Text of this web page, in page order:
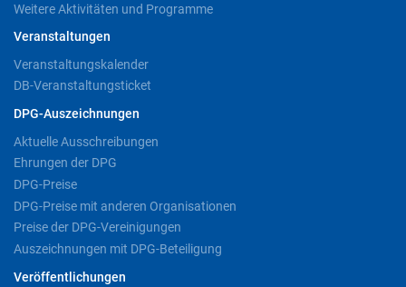
Weitere Aktivitäten und Programme
Veranstaltungen
Veranstaltungskalender
DB-Veranstaltungsticket
DPG-Auszeichnungen
Aktuelle Ausschreibungen
Ehrungen der DPG
DPG-Preise
DPG-Preise mit anderen Organisationen
Preise der DPG-Vereinigungen
Auszeichnungen mit DPG-Beteiligung
Veröffentlichungen